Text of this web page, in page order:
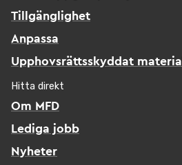
Tillgänglighet
Anpassa
Upphovsrättsskyddat material
Hitta direkt
Om MFD
Lediga jobb
Nyheter